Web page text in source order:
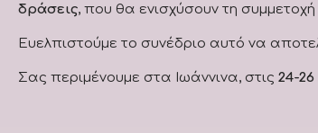
δράσεις, που θα ενισχύσουν τη
Ευελπιστούμε το συνέδριο αυτό να
Σας περιμένουμε στα Ιωάννινα, στις 24-26